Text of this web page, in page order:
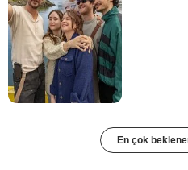
En çok